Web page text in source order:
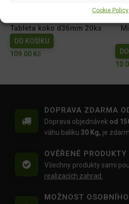
Cookie Policy
Tableta koko d36mm 20ks
DO KOŠÍKU
109.00 Kč
DOPRAVA ZDARMA
Doprava objednávek od
váhu balíku 30 Kg, je
OVĚŘENÉ PRODUKTY
Všechny produkty sami
realizacích zahrad.
MOŽNOST